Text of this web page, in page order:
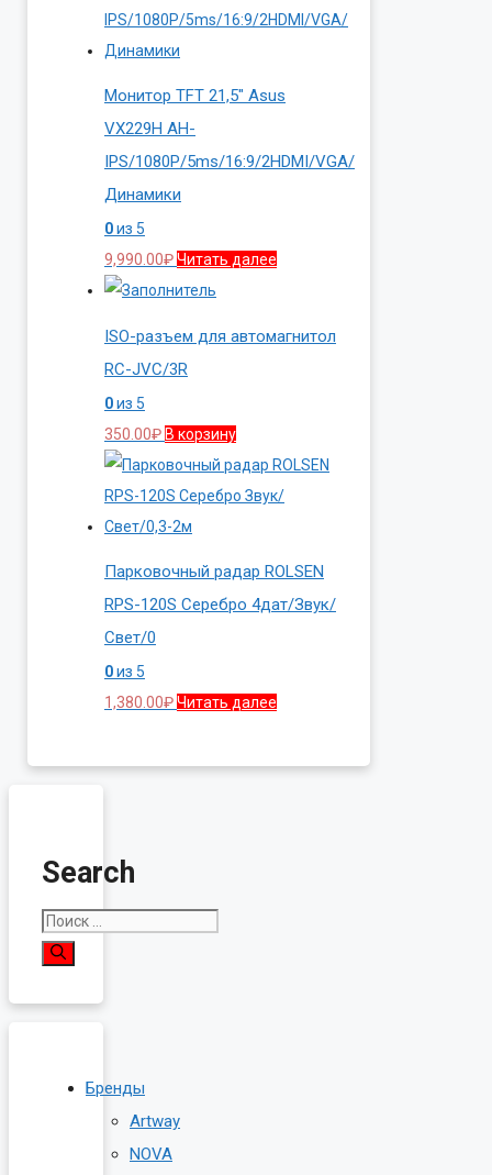
Монитор TFT 21,5″ Asus
VX229H AH-
IPS/1080P/5ms/16:9/2HDMI/VGA/
Динамики
0из 5
9,990.00₽Читать далее
ISO-разъем для автомагнитол
RC-JVC/3R
0из 5
350.00₽ В корзину
Парковочный радар ROLSEN
RPS-120S Серебро 4дат/Звук/
Свет/0
0из 5
1,380.00₽Читать далее
Search
Поиск:
Бренды
Artway
NOVA